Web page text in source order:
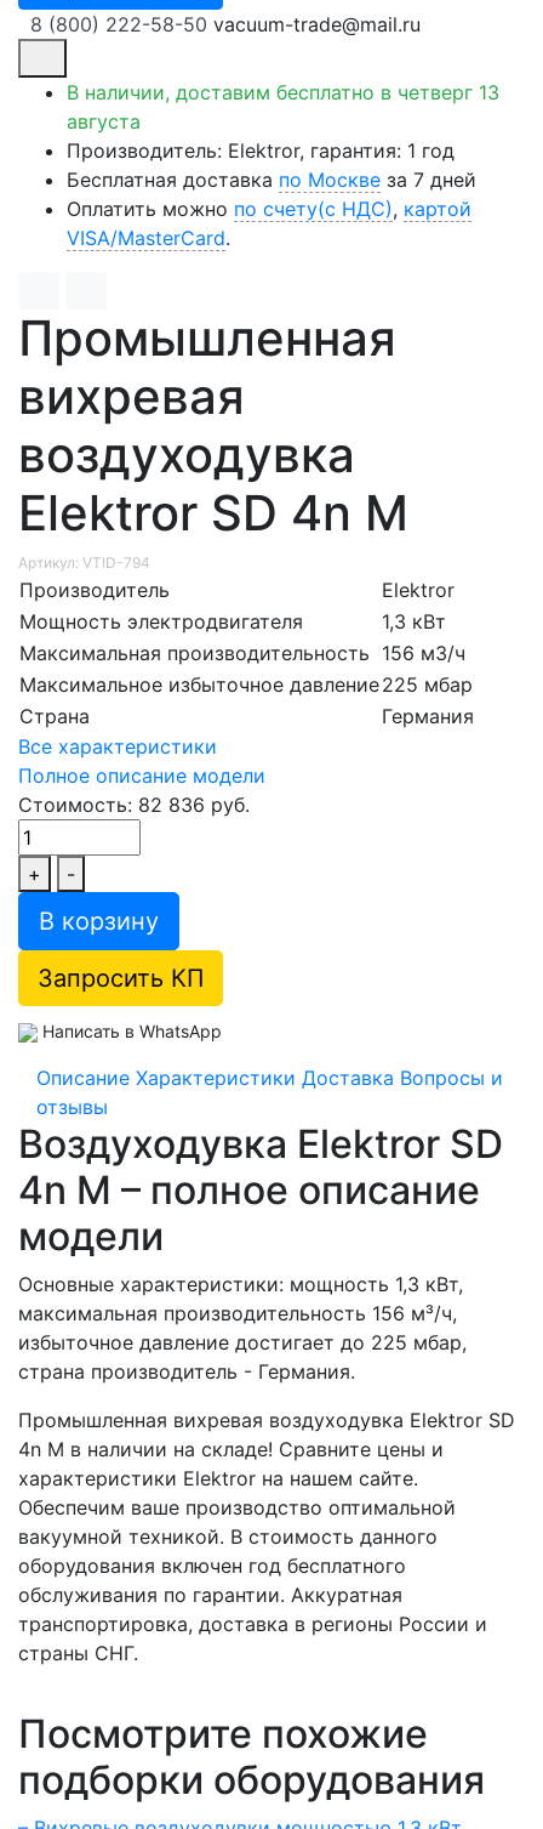
8 (800) 222-58-50 vacuum-trade@mail.ru
В наличии, доставим бесплатно в четверг 13
августа
Производитель: Elektror, гарантия: 1 год
Бесплатная доставка по Москве за 7 дней
Оплатить можно по счету(с НДС), картой
VISA/MasterCard.
Промышленная
вихревая
воздуходувка
Elektror SD 4n M
Артикул: VTID-794
Производитель
Elektror
Мощность электродвигателя
1,3 кВт
Максимальная производительность 156 м3/ч
Максимальное избыточное давление225 мбар
Страна
Германия
Все характеристики
Полное описание модели
Стоимость: 82 836 руб.
+ -
В корзину
Запросить КП
Написать в WhatsApp
Описание Характеристики Доставка Вопросы и
отзывы
Воздуходувка Elektror SD
4n M – полное описание
модели
Основные характеристики: мощность 1,3 кВт,
максимальная производительность 156 м³/ч,
избыточное давление достигает до 225 мбар,
страна производитель - Германия.
Промышленная вихревая воздуходувка Elektror SD
4n M в наличии на складе! Сравните цены и
характеристики Elektror на нашем сайте.
Обеспечим ваше производство оптимальной
вакуумной техникой. В стоимость данного
оборудования включен год бесплатного
обслуживания по гарантии. Аккуратная
транспортировка, доставка в регионы России и
страны СНГ.
Посмотрите похожие
подборки оборудования